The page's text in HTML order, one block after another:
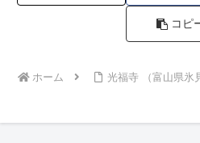
コピ
ホーム 光福寺 （富山県氷